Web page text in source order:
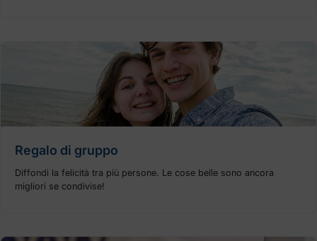
Regalo di gruppo
Diffondi la felicità tra più persone. Le cose belle sono ancora
migliori se condivise!